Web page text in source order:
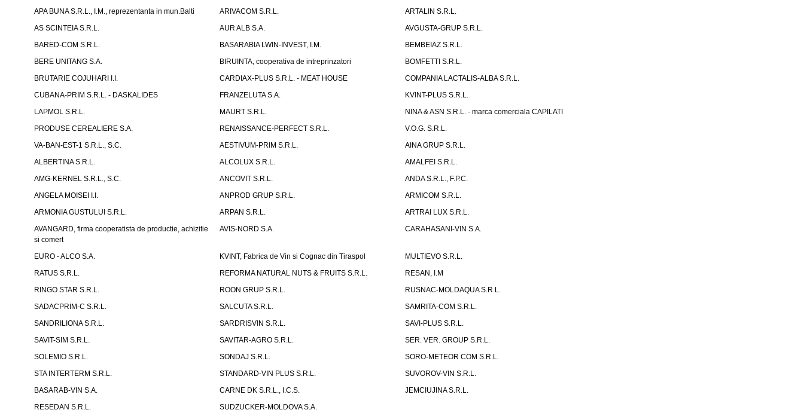
APA BUNA S.R.L., I.M., reprezentanta in mun.Balti
ARIVACOM S.R.L.
ARTALIN S.R.L.
AS SCINTEIA S.R.L.
AUR ALB S.A.
AVGUSTA-GRUP S.R.L.
BARED-COM S.R.L.
BASARABIA LWIN-INVEST, I.M.
BEMBEIAZ S.R.L.
BERE UNITANG S.A.
BIRUINTA, cooperativa de intreprinzatori
BOMFETTI S.R.L.
BRUTARIE COJUHARI I.I.
CARDIAX-PLUS S.R.L. - MEAT HOUSE
COMPANIA LACTALIS-ALBA S.R.L.
CUBANA-PRIM S.R.L. - DASKALIDES
FRANZELUTA S.A.
KVINT-PLUS S.R.L.
LAPMOL S.R.L.
MAURT S.R.L.
NINA & ASN S.R.L. - marca comerciala CAPILATI
PRODUSE CEREALIERE S.A.
RENAISSANCE-PERFECT S.R.L.
V.O.G. S.R.L.
VA-BAN-EST-1 S.R.L., S.C.
AESTIVUM-PRIM S.R.L.
AINA GRUP S.R.L.
ALBERTINA S.R.L.
ALCOLUX S.R.L.
AMALFEI S.R.L.
AMG-KERNEL S.R.L., S.C.
ANCOVIT S.R.L.
ANDA S.R.L., F.P.C.
ANGELA MOISEI I.I.
ANPROD GRUP S.R.L.
ARMICOM S.R.L.
ARMONIA GUSTULUI S.R.L.
ARPAN S.R.L.
ARTRAI LUX S.R.L.
AVANGARD, firma cooperatista de productie, achizitie
si comert
AVIS-NORD S.A. CARAHASANI-VIN S.A.
EURO - ALCO S.A. KVINT, Fabrica de Vin si Cognac din Tiraspol
MULTIEVO S.R.L.
RATUS S.R.L.
REFORMA NATURAL NUTS & FRUITS S.R.L.
RESAN, I.M
RINGO STAR S.R.L.
ROON GRUP S.R.L.
RUSNAC-MOLDAQUA S.R.L.
SADACPRIM-C S.R.L.
SALCUTA S.R.L.
SAMRITA-COM S.R.L.
SANDRILIONA S.R.L.
SARDRISVIN S.R.L.
SAVI-PLUS S.R.L.
SAVIT-SIM S.R.L.
SAVITAR-AGRO S.R.L.
SER. VER. GROUP S.R.L.
SOLEMIO S.R.L.
SONDAJ S.R.L.
SORO-METEOR COM S.R.L.
STA INTERTERM S.R.L.
STANDARD-VIN PLUS S.R.L.
SUVOROV-VIN S.R.L.
BASARAB-VIN S.A.
CARNE DK S.R.L., I.C.S.
JEMCIUJINA S.R.L.
RESEDAN S.R.L.
SUDZUCKER-MOLDOVA S.A.